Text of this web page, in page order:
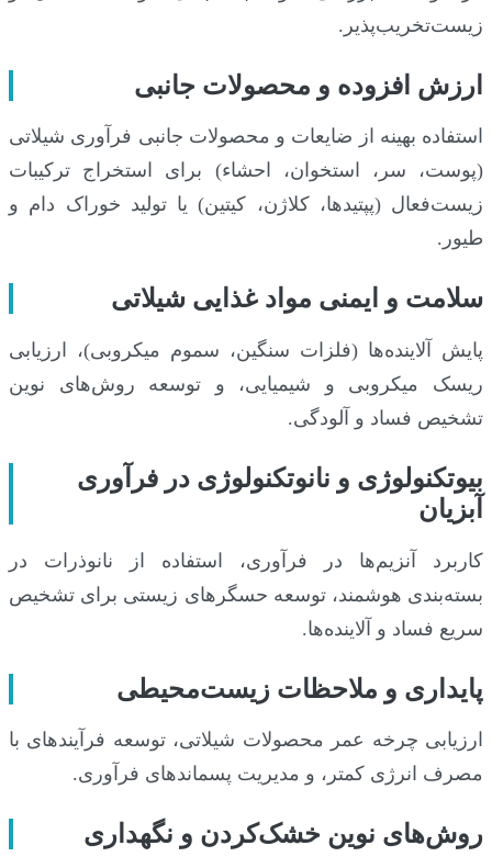
زیست‌تخریب‌پذیر.
ارزش افزوده و محصولات جانبی
استفاده بهینه از ضایعات و محصولات جانبی فرآوری شیلاتی
(پوست، سر، استخوان، احشاء) برای استخراج ترکیبات
زیست‌فعال (پپتیدها، کلاژن، کیتین) یا تولید خوراک دام و
طیور.
سلامت و ایمنی مواد غذایی شیلاتی
پایش آلاینده‌ها (فلزات سنگین، سموم میکروبی)، ارزیابی
ریسک میکروبی و شیمیایی، و توسعه روش‌های نوین
تشخیص فساد و آلودگی.
بیوتکنولوژی و نانوتکنولوژی در فرآوری
آبزیان
کاربرد آنزیم‌ها در فرآوری، استفاده از نانوذرات در
بسته‌بندی هوشمند، توسعه حسگرهای زیستی برای تشخیص
سریع فساد و آلاینده‌ها.
پایداری و ملاحظات زیست‌محیطی
ارزیابی چرخه عمر محصولات شیلاتی، توسعه فرآیندهای با
مصرف انرژی کمتر، و مدیریت پسماندهای فرآوری.
روش‌های نوین خشک‌کردن و نگهداری